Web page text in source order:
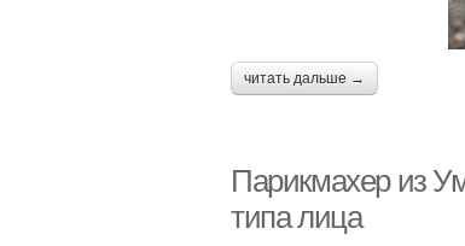
читать дальше →
Парикмахер из
типа лица